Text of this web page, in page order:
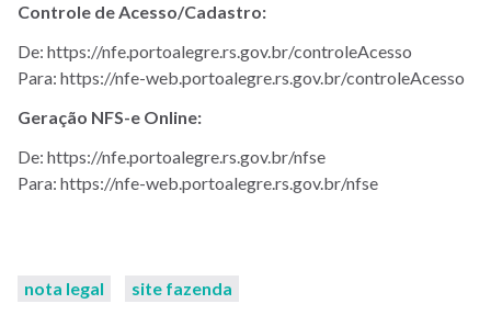
Controle de Acesso/Cadastro:
De: https://nfe.portoalegre.rs.gov.br/controleAcesso
Para: https://nfe-web.portoalegre.rs.gov.br/controleAcesso
Geração NFS-e Online:
De: https://nfe.portoalegre.rs.gov.br/nfse
Para: https://nfe-web.portoalegre.rs.gov.br/nfse
nota legal site fazenda